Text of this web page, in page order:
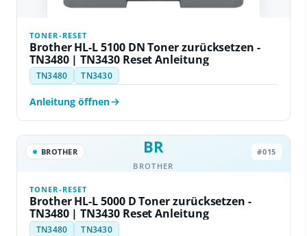
TONER-RESET
Brother HL-L 5100 DN Toner zurücksetzen -
TN3480 | TN3430 Reset Anleitung
TN3480 TN3430
Anleitung öffnen
BR
BROTHER
BROTHER #015
TONER-RESET
Brother HL-L 5000 D Toner zurücksetzen -
TN3480 | TN3430 Reset Anleitung
TN3480 TN3430